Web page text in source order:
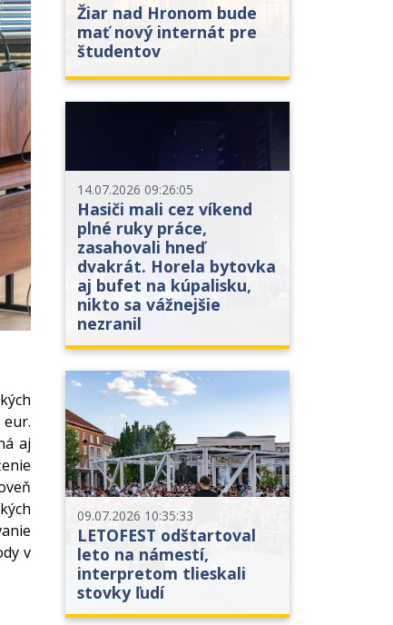
aj
v
Žiar nad Hronom bude
mať nový internát pre
študentov
14.07.2026 09:26:05
Hasiči mali cez víkend
plné ruky práce,
zasahovali hneď
dvakrát. Horela bytovka
aj bufet na kúpalisku,
nikto sa vážnejšie
nezranil
09.07.2026 10:35:33
LETOFEST odštartoval
leto na námestí,
interpretom tlieskali
stovky ľudí